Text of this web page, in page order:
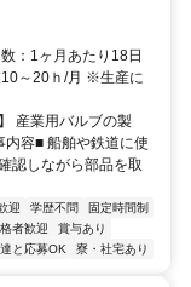
：1ヶ月あたり18日
～20ｈ/月 ※生産に
産業用バルブの製
容■ 船舶や鉄道に使
認しながら部品を取
迎 学歴不問
固定時間制
者歓迎
賞与あり
と応募OK 寮・社宅あり